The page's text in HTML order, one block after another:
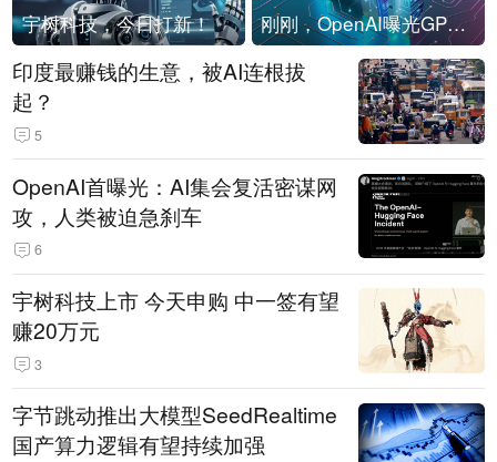
宇树科技，今日打新！ 刚刚，OpenAI曝光GPT-6！传10万亿参数，8月强行发布
印度最赚钱的生意，被AI连根拔
起？
5
OpenAI首曝光：AI集会复活密谋网
攻，人类被迫急刹车
6
宇树科技上市 今天申购 中一签有望
赚20万元
3
字节跳动推出大模型SeedRealtime
国产算力逻辑有望持续加强